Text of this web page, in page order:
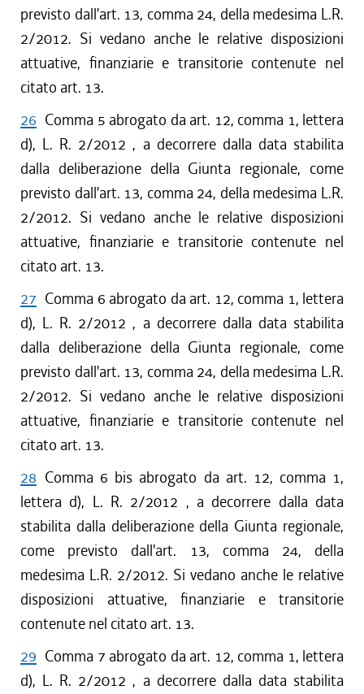
previsto dall'art. 13, comma 24, della medesima L.R.
2/2012. Si vedano anche le relative disposizioni
attuative, finanziarie e transitorie contenute nel
citato art. 13.
26 Comma 5 abrogato da art. 12, comma 1, lettera
d), L. R. 2/2012 , a decorrere dalla data stabilita
dalla deliberazione della Giunta regionale, come
previsto dall'art. 13, comma 24, della medesima L.R.
2/2012. Si vedano anche le relative disposizioni
attuative, finanziarie e transitorie contenute nel
citato art. 13.
27 Comma 6 abrogato da art. 12, comma 1, lettera
d), L. R. 2/2012 , a decorrere dalla data stabilita
dalla deliberazione della Giunta regionale, come
previsto dall'art. 13, comma 24, della medesima L.R.
2/2012. Si vedano anche le relative disposizioni
attuative, finanziarie e transitorie contenute nel
citato art. 13.
28 Comma 6 bis abrogato da art. 12, comma 1,
lettera d), L. R. 2/2012 , a decorrere dalla data
stabilita dalla deliberazione della Giunta regionale,
come previsto dall'art. 13, comma 24, della
medesima L.R. 2/2012. Si vedano anche le relative
disposizioni attuative, finanziarie e transitorie
contenute nel citato art. 13.
29 Comma 7 abrogato da art. 12, comma 1, lettera
d), L. R. 2/2012 , a decorrere dalla data stabilita